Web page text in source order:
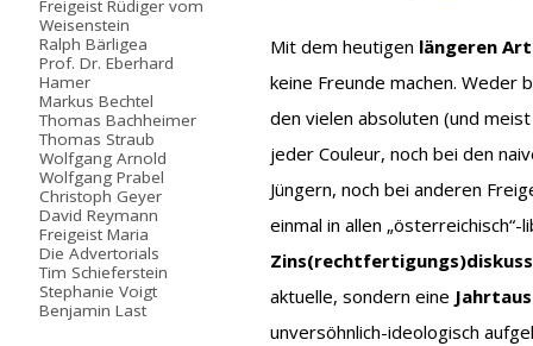
Freigeist Rüdiger vom
Weisenstein
Ralph Bärligea
Prof. Dr. Eberhard
Hamer
Markus Bechtel
Thomas Bachheimer
Thomas Straub
Wolfgang Arnold
Wolfgang Prabel
Christoph Geyer
David Reymann
Freigeist Maria
Die Advertorials
Tim Schieferstein
Stephanie Voigt
Benjamin Last
Mit dem heutigen längeren
keine Freunde machen. Weder
den vielen absoluten (und
jeder Couleur, noch bei den
Jüngern, noch bei anderen
einmal in allen
aktuelle, sondern eine
unversöhnlich-ideologisch